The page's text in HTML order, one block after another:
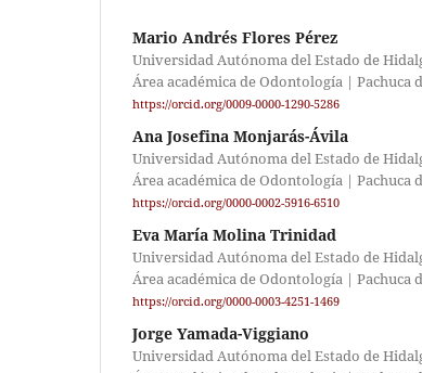
Mario Andrés Flores Pérez
Universidad Autónoma del Estado de
Área académica de Odontología | Pachuca
https://orcid.org/0009-0000-1290-5286
Ana Josefina Monjarás-Ávila
Universidad Autónoma del Estado de
Área académica de Odontología | Pachuca
https://orcid.org/0000-0002-5916-6510
Eva María Molina Trinidad
Universidad Autónoma del Estado de
Área académica de Odontología | Pachuca
https://orcid.org/0000-0003-4251-1469
Jorge Yamada-Viggiano
Universidad Autónoma del Estado de